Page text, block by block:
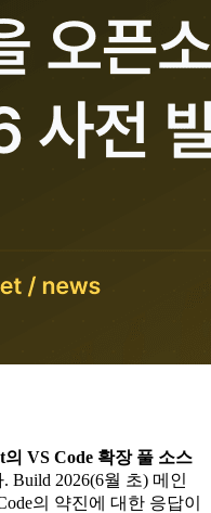
VS Code 확장 풀 소스
Build 2026(6월 초) 메인
의 약진에 대한 응답이